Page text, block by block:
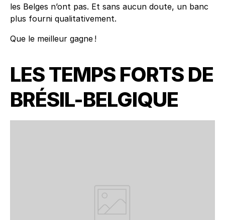
les Belges n’ont pas. Et sans aucun doute, un banc
plus fourni qualitativement.
Que le meilleur gagne !
LES TEMPS FORTS DE
BRÉSIL-BELGIQUE